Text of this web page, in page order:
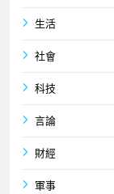
生活
社會
科技
言論
財經
軍事